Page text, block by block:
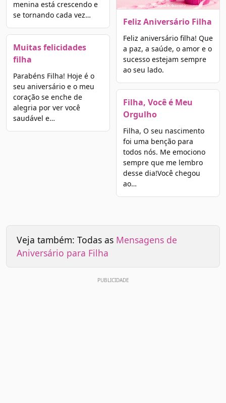
menina está crescendo e
se tornando cada vez…
Muitas felicidades
filha
Parabéns Filha! Hoje é o
seu aniversário e o meu
coração se enche de
alegria por ver você
saudável e…
Feliz Aniversário Filha
Feliz aniversário filha! Que
a paz, a saúde, o amor e o
sucesso estejam sempre
ao seu lado.
Filha, Você é Meu
Orgulho
Filha, O seu nascimento
foi uma benção para
todos nós. Me emociono
sempre que me lembro
desse dia!Você chegou
ao…
Veja também: Todas as Mensagens de
Aniversário para Filha